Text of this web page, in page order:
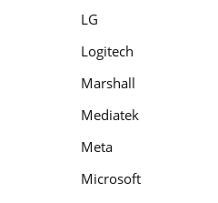
LG
Logitech
Marshall
Mediatek
Meta
Microsoft